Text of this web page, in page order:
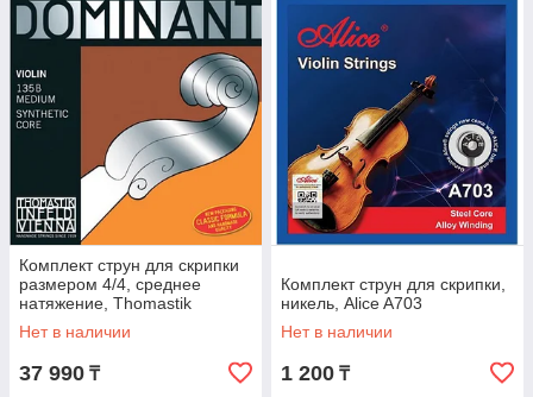
Комплект струн для скрипки
размером 4/4, среднее
натяжение, Thomastik
Dominant 135B
Нет в наличии
37 990 ₸
Комплект струн для скрипки,
никель, Alice A703
Нет в наличии
1 200 ₸